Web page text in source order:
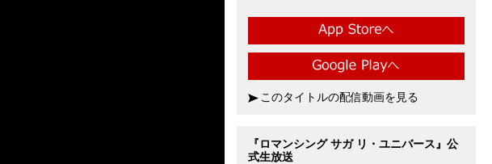
このタイトルの配信動画を見る
『ロマンシング サガ リ・ユニバース』公
式生放送